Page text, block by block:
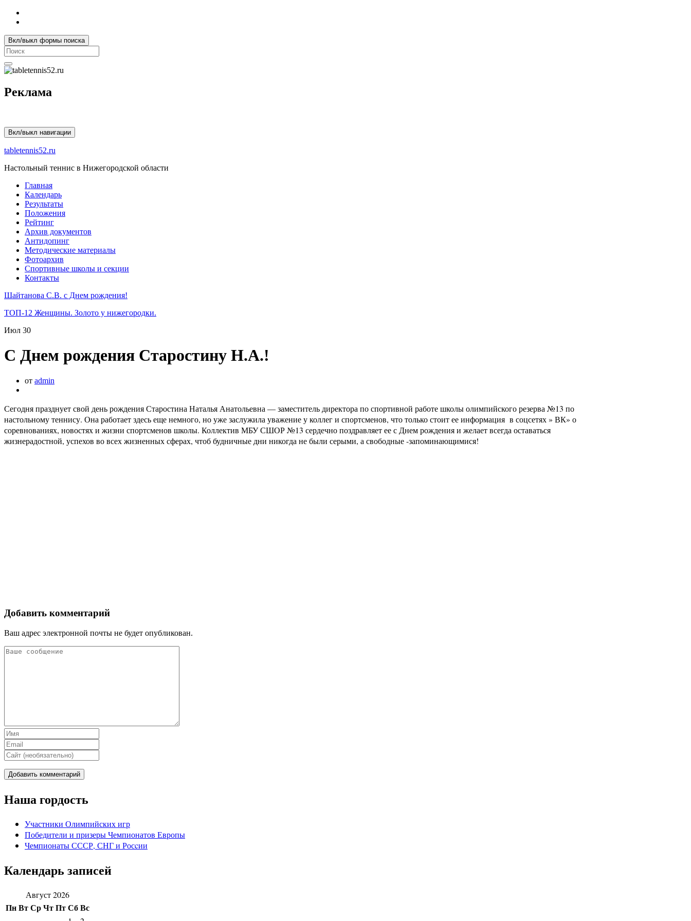
Вкл/выкл формы поиска
Search
for:
Реклама
Вкл/выкл навигации
tabletennis52.ru
Настольный теннис в Нижегородской области
Главная
Календарь
Результаты
Положения
Рейтинг
Архив документов
Антидопинг
Методические материалы
Фотоархив
Спортивные школы и секции
Контакты
Шайтанова С.В. с Днем рождения!
ТОП-12 Женщины. Золото у нижегородки.
Июл 30
С Днем рождения Старостину Н.А.!
от admin
Сегодня празднует свой день рождения Старостина Наталья Анатольевна — заместитель директора по спортивной работе школы олимпийского резерва №13 по
настольному теннису. Она работает здесь еще немного, но уже заслужила уважение у коллег и спортсменов, что только стоит ее информация в соцсетях » ВК» о
соревнованиях, новостях и жизни спортсменов школы. Коллектив МБУ СШОР №13 сердечно поздравляет ее с Днем рождения и желает всегда оставаться
жизнерадостной, успехов во всех жизненных сферах, чтоб будничные дни никогда не были серыми, а свободные -запоминающимися!
Добавить комментарий
Ваш адрес электронной почты не будет опубликован.
Наша гордость
Участники Олимпийских игр
Победители и призеры Чемпионатов Европы
Чемпионаты СССР, СНГ и Росcии
Календарь записей
Август 2026
ПнВтСрЧтПтСбВс